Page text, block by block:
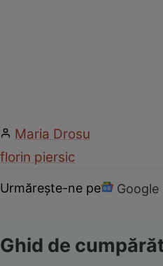
Maria Drosu
florin piersic
Urmărește-ne pe Google
Ghid de